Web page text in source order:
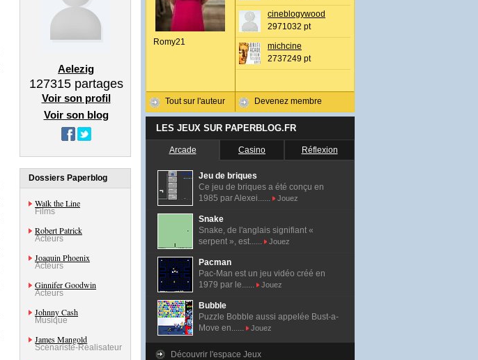
Aelezig
127315partages
Voir son profil
Voir son blog
Dossiers Paperblog
Walk the Line
Films
Robert Patrick
Acteurs
Joaquin Phoenix
Acteurs
Ginnifer Goodwin
Acteurs
Johnny Cash
Musique
James Mangold
Scénariste-Réalisateur
Romy21
Tout sur l'auteur
cineblogywood
2971032 pt
michcine
2737249 pt
Devenez membre
LES JEUX SUR PAPERBLOG.FR
Arcade Casino Réflexion
Jeu de briques
Ce jeu de briques a été conçu en
1985 par Alexei......
Jouez
Snake
Snake, de l'anglais signifiant «
serpent », est......
Jouez
Pacman
Pac-Man est un jeu vidéo créé en
1979 par le......
Jouez
Bubble
Puzzle Bobble aussi appelée Bust-a-
Move en......
Jouez
Découvrir l'espace Jeux